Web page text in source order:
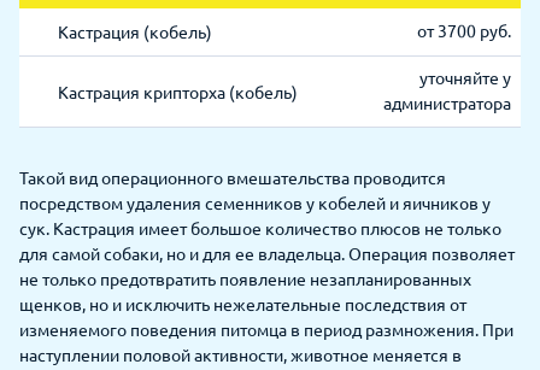
Кастрация (кобель) от 3700 руб.
Кастрация крипторха (кобель)
уточняйте у
администратора
Такой вид операционного вмешательства проводится
посредством удаления семенников у кобелей и яичников у
сук. Кастрация имеет большое количество плюсов не только
для самой собаки, но и для ее владельца. Операция позволяет
не только предотвратить появление незапланированных
щенков, но и исключить нежелательные последствия от
изменяемого поведения питомца в период размножения. При
наступлении половой активности, животное меняется в